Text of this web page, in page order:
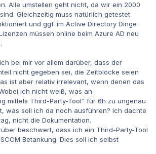
Alle umstellen geht nicht, da wir ein 2000
Gleichzeitig muss natürlich getestet
und ggf. im Active Directory Dinge
müssen online beim Azure AD neu
bei mir vor allem darüber, dass der
nicht gegeben sei, die Zeitblöcke seien
ist aber relativ irrelevant, wenn denen das
ich nicht weiß, was an
mittels Third-Party-Tool" für 6h zu ungenau
was soll ich da noch ausführen? Ich dachte
nicht die Dokumentation.
beschwert, dass ich ein Third-Party-Tool
Betankung. Dies soll ich selbst